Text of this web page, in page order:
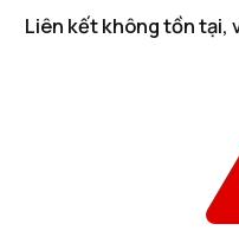
Liên kết không tồn tại,